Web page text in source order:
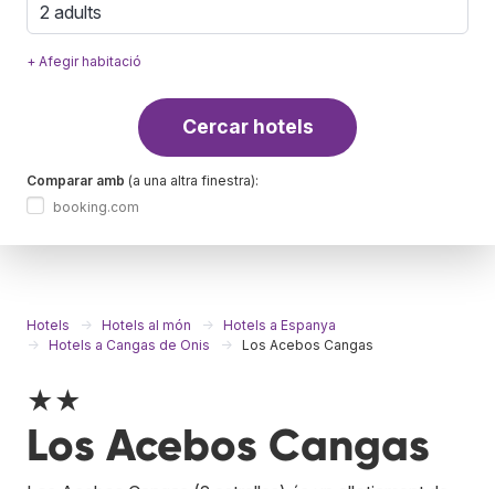
2 adults
+ Afegir habitació
Cercar hotels
Comparar amb (a una altra finestra):
booking.com
Hotels Hotels al món
Hotels a Espanya
Hotels a Cangas de Onis
Los Acebos Cangas
★★
Los Acebos Cangas